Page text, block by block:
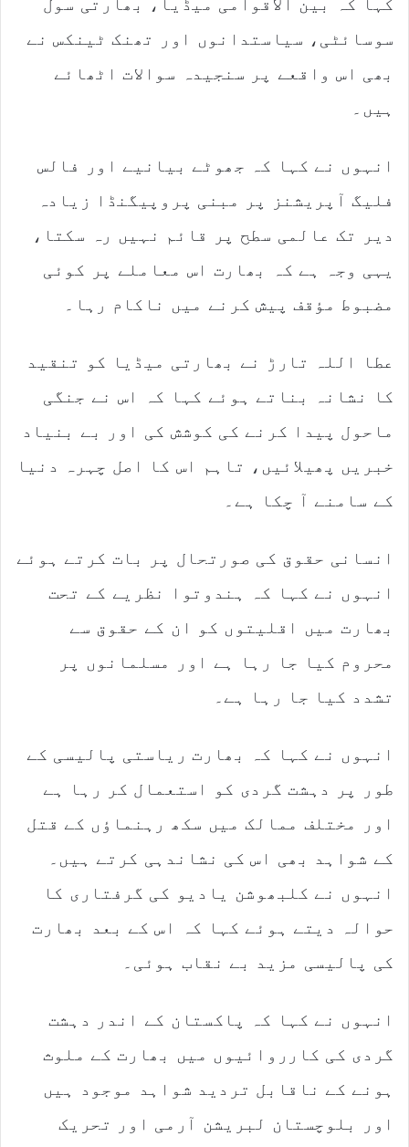
کہا کہ بین الاقوامی میڈیا، بھارتی سول
سوسائٹی، سیاستدانوں اور تھنک ٹینکس نے
بھی اس واقعے پر سنجیدہ سوالات اٹھائے
ہیں۔
انہوں نے کہا کہ جھوٹے بیانیے اور فالس
فلیگ آپریشنز پر مبنی پروپیگنڈا زیادہ
دیر تک عالمی سطح پر قائم نہیں رہ سکتا،
یہی وجہ ہے کہ بھارت اس معاملے پر کوئی
مضبوط مؤقف پیش کرنے میں ناکام رہا۔
عطا اللہ تارڑ نے بھارتی میڈیا کو تنقید
کا نشانہ بناتے ہوئے کہا کہ اس نے جنگی
ماحول پیدا کرنے کی کوشش کی اور بے بنیاد
خبریں پھیلائیں، تاہم اس کا اصل چہرہ دنیا
کے سامنے آ چکا ہے۔
انسانی حقوق کی صورتحال پر بات کرتے ہوئے
انہوں نے کہا کہ ہندوتوا نظریے کے تحت
بھارت میں اقلیتوں کو ان کے حقوق سے
محروم کیا جا رہا ہے اور مسلمانوں پر
تشدد کیا جا رہا ہے۔
انہوں نے کہا کہ بھارت ریاستی پالیسی کے
طور پر دہشت گردی کو استعمال کر رہا ہے
اور مختلف ممالک میں سکھ رہنماؤں کے قتل
کے شواہد بھی اس کی نشاندہی کرتے ہیں۔
انہوں نے کلبھوشن یادیو کی گرفتاری کا
حوالہ دیتے ہوئے کہا کہ اس کے بعد بھارت
کی پالیسی مزید بے نقاب ہوئی۔
انہوں نے کہا کہ پاکستان کے اندر دہشت
گردی کی کارروائیوں میں بھارت کے ملوث
ہونے کے ناقابل تردید شواہد موجود ہیں
اور بلوچستان لبریشن آرمی اور تحریک